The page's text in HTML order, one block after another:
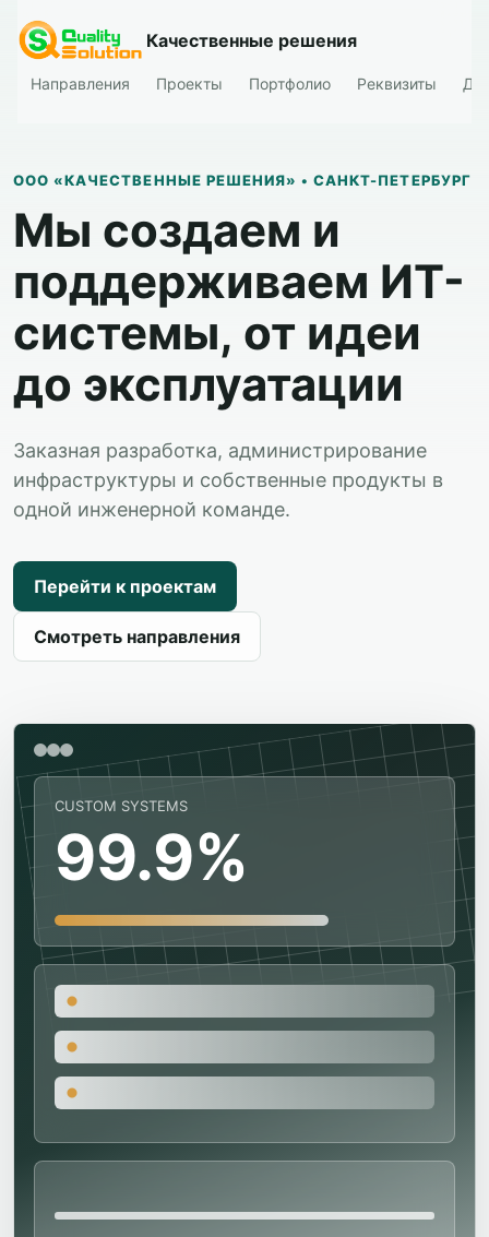
Качественные решения
Направления Проекты Портфолио Реквизиты
ООО «КАЧЕСТВЕННЫЕ РЕШЕНИЯ» • САНКТ-ПЕТЕРБУРГ
Мы создаем и
поддерживаем ИТ-
системы, от идеи
до эксплуатации
Заказная разработка, администрирование
инфраструктуры и собственные продукты в
одной инженерной команде.
Перейти к проектам
Смотреть направления
CUSTOM SYSTEMS
99.9%